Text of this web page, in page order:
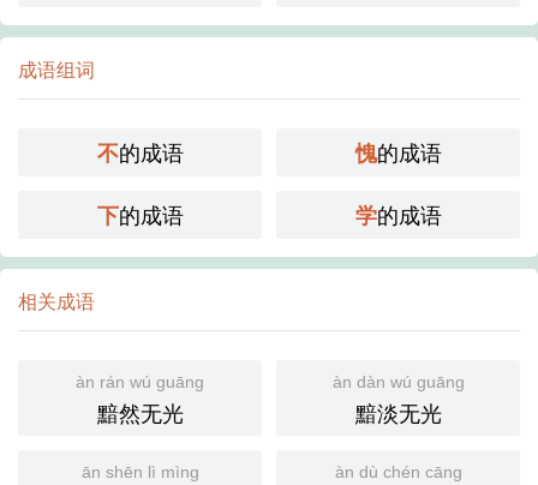
成语组词
不的成语 愧的成语
下的成语 学的成语
相关成语
àn rán wú guāng
黯然无光
àn dàn wú guāng
黯淡无光
ān shēn lì mìng àn dù chén cāng